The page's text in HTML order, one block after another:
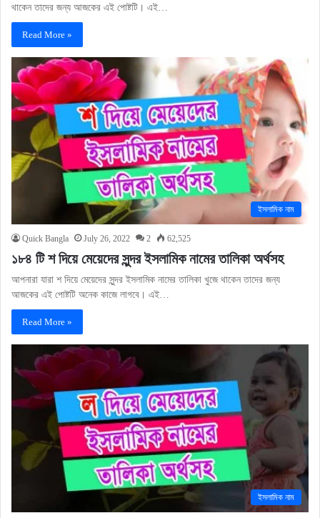
থাকেন তাদের জন্য আজকের এই পোষ্টটি। এই…
Read More »
ইসলামিক নাম
Quick Bangla July 26, 2022 2 62,525
১৮৪ টি শ দিয়ে মেয়েদের সুন্দর ইসলামিক নামের তালিকা অর্থসহ
আপনারা যারা শ দিয়ে মেয়েদের সুন্দর ইসলামিক নামের তালিকা খুজে থাকেন তাদের জন্য
আজকের এই পোষ্টটি অনেক কাজে লাগবে। এই…
Read More »
ইসলামিক নাম